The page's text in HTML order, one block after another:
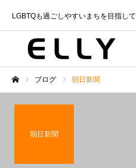
LGBTQも過ごしやすいまちを目指して
ブログ 朝日新聞
朝日新聞